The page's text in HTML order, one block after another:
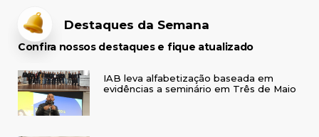
Destaques da Semana
Confira nossos destaques e fique atualizado
IAB leva alfabetização baseada em
evidências a seminário em Três de Maio